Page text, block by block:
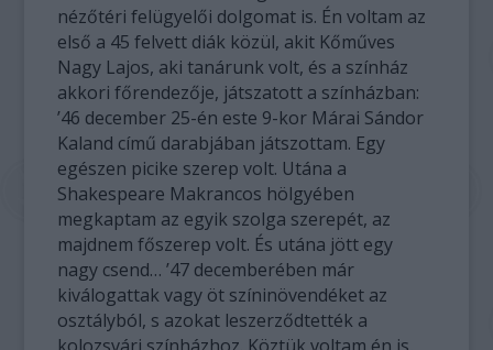
nézőtéri felügyelői dolgomat is. Én voltam az
első a 45 felvett diák közül, akit Kőműves
Nagy Lajos, aki tanárunk volt, és a színház
akkori főrendezője, játszatott a színházban:
’46 december 25-én este 9-kor Márai Sándor
Kaland című darabjában játszottam. Egy
egészen picike szerep volt. Utána a
Shakespeare Makrancos hölgyében
megkaptam az egyik szolga szerepét, az
majdnem főszerep volt. És utána jött egy
nagy csend… ’47 decemberében már
kiválogattak vagy öt színinövendéket az
osztályból, s azokat leszerződtették a